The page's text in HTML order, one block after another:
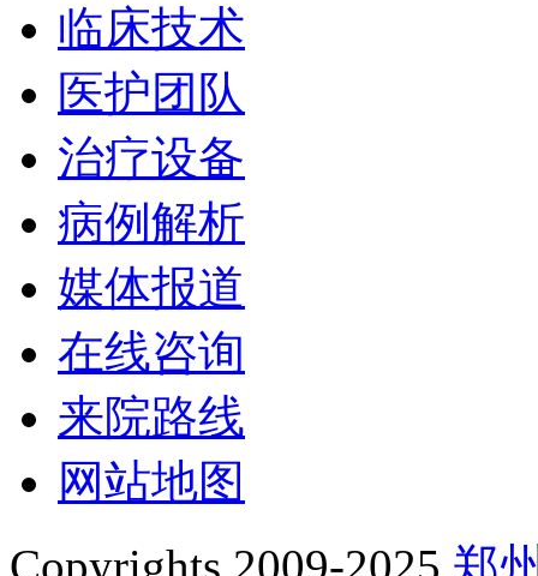
临床技术
医护团队
治疗设备
病例解析
媒体报道
在线咨询
来院路线
网站地图
Copyrights 2009-2025 郑